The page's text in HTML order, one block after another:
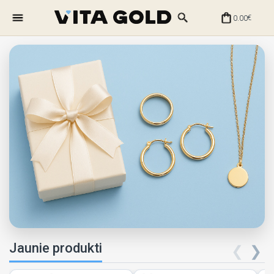
0.00€
Jaunie produkti ❮ ❯